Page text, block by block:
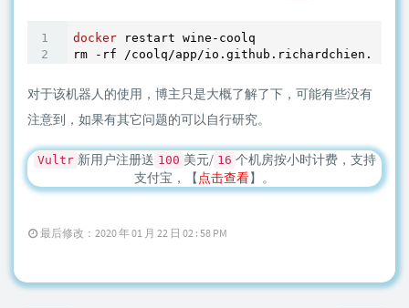
docker restart wine-coolq
对于该机器人的使用，博主只是大概了解了下，可能有些没有
注意到，如果有其它问题的可以自行研究。
Vultr 新用户注册送 100 美元/ 16 个机房按小时计费，支持
支付宝，【点击查看】。
最后修改：2020 年 01 月 22 日 02 : 58 PM